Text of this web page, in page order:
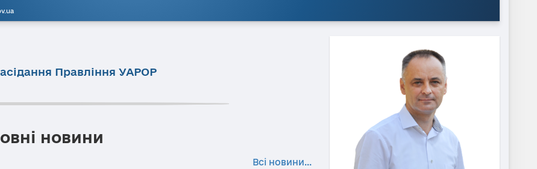
Правління УАРОР
новини
Всі новини...